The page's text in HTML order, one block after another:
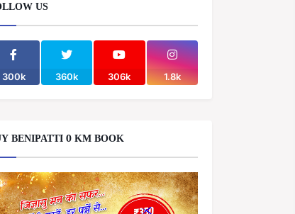
US
300k 360k 306k 1.8k
BENIPATTI 0 KM BOOK